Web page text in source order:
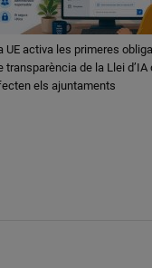
UE activa les primeres
transparència de la Llei d’IA
els ajuntaments